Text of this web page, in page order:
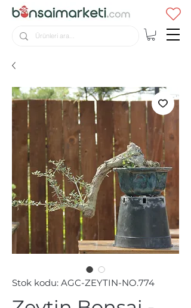
Stok kodu: AGC-ZEYTIN-NO.774